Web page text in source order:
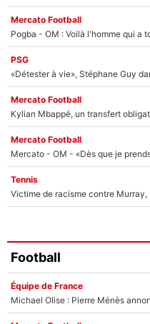
Mercato Football
Pogba - OM : Voilà l'homme qui a
PSG
«Détester à vie», Stéphane Guy
Mercato Football
Kylian Mbappé, un transfert
Mercato Football
Tennis
Football
Équipe de France